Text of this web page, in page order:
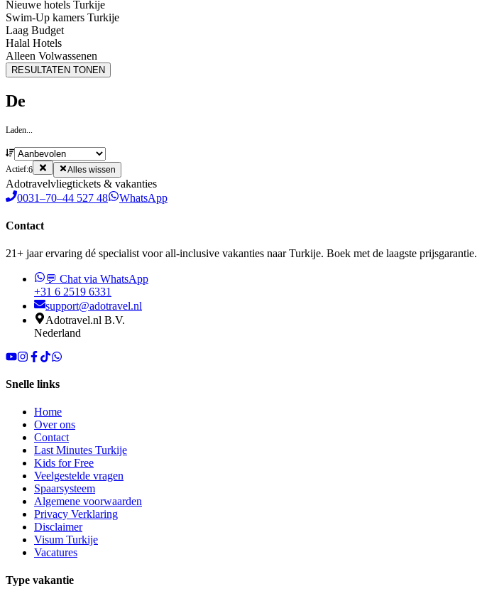
Nieuwe hotels Turkije
Swim-Up kamers Turkije
Laag Budget
Halal Hotels
Alleen Volwassenen
RESULTATEN TONEN
De
Laden...
Actief:6 Alles wissen
Adotravelvliegtickets & vakanties
0031–70–44 527 48
WhatsApp
Contact
21+ jaar ervaring dé specialist voor all-inclusive vakanties naar Turkije. Boek met de laagste prijsgarantie.
💬 Chat via WhatsApp
+31 6 2519 6331
support@adotravel.nl
Adotravel.nl B.V.
Nederland
Snelle links
Home
Over ons
Contact
Last Minutes Turkije
Kids for Free
Veelgestelde vragen
Spaarsysteem
Algemene voorwaarden
Privacy Verklaring
Disclaimer
Visum Turkije
Vacatures
Type vakantie